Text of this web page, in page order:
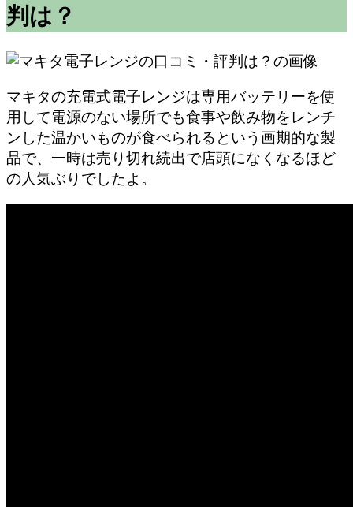
判は？
マキタの充電式電子レンジは専用バッテリーを使
用して電源のない場所でも食事や飲み物をレンチ
ンした温かいものが食べられるという画期的な製
品で、一時は売り切れ続出で店頭になくなるほど
の人気ぶりでしたよ。